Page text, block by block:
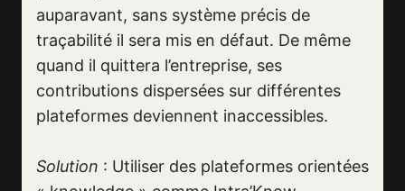
auparavant, sans système précis de
traçabilité il sera mis en défaut. De même
quand il quittera l’entreprise, ses
contributions dispersées sur différentes
plateformes deviennent inaccessibles.
Solution : Utiliser des plateformes orientées